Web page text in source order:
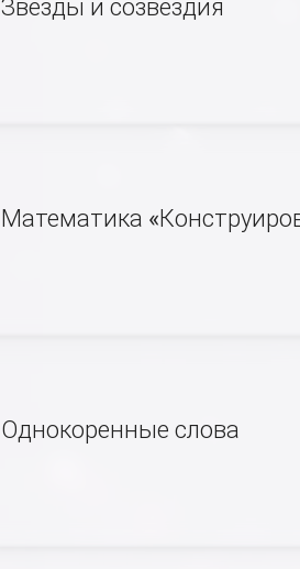
Звезды и созвездия
Математика
Однокоренные слова